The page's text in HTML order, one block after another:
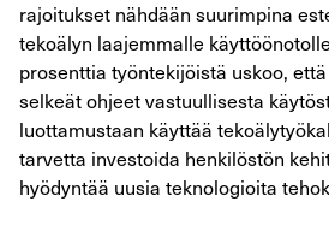
rajoitukset nähdään suurimpina
tekoälyn laajemmalle
prosenttia työntekijöistä uskoo,
selkeät ohjeet vastuullisesta
luottamustaan käyttää
tarvetta investoida henkilöstön
hyödyntää uusia teknologioita